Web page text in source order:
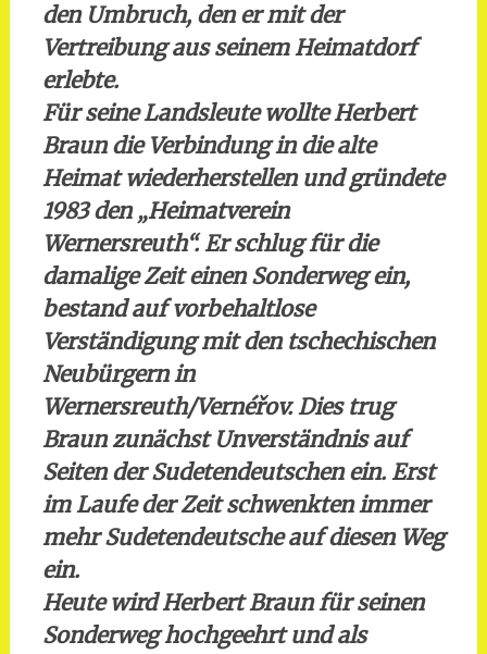
den Umbruch, den er mit der
Vertreibung aus seinem Heimatdorf
erlebte.
Für seine Landsleute wollte Herbert
Braun die Verbindung in die alte
Heimat wiederherstellen und gründete
1983 den „Heimatverein
Wernersreuth“. Er schlug für die
damalige Zeit einen Sonderweg ein,
bestand auf vorbehaltlose
Verständigung mit den tschechischen
Neubürgern in
Wernersreuth/Vernéřov. Dies trug
Braun zunächst Unverständnis auf
Seiten der Sudetendeutschen ein. Erst
im Laufe der Zeit schwenkten immer
mehr Sudetendeutsche auf diesen Weg
ein.
Heute wird Herbert Braun für seinen
Sonderweg hochgeehrt und als